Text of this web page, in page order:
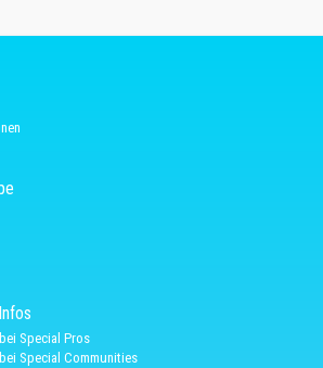
Special Pros
Special Communities